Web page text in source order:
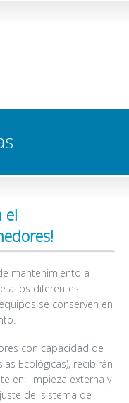
el
mantenimiento a
a los diferentes
se conserven en
con capacidad de
Ecológicas), recibirán
en: limpieza externa y
del sistema de